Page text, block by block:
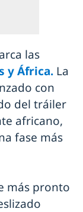
las
y África. La
con
del tráiler
africano,
fase más
más pronto